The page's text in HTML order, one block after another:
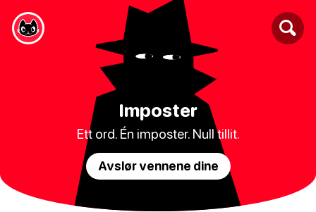
Imposter
Ett ord. Én imposter. Null tillit.
Avslør vennene dine